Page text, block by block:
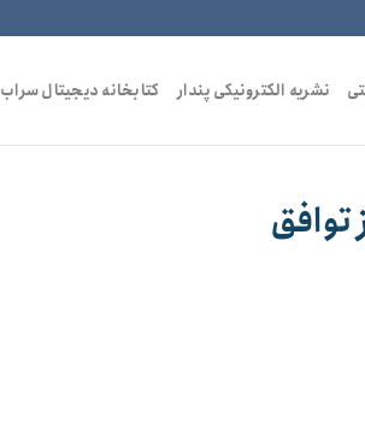
نشریه الکترونیکی پندار کتابخانه دیجیتال سراب